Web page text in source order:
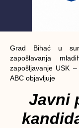
Grad Bihać u
zapošlavanja
zapošljavanje USK
ABC objavljuje
Javni